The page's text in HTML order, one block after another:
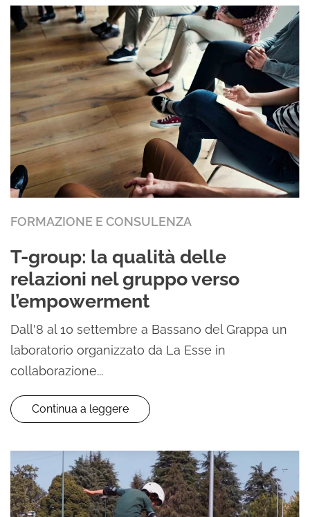
FORMAZIONE E CONSULENZA
T-group: la qualità delle
relazioni nel gruppo verso
l’empowerment
Dall'8 al 10 settembre a Bassano del Grappa un
laboratorio organizzato da La Esse in
collaborazione...
Continua a leggere